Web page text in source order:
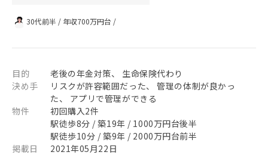
30代前半 / 年収700万円台 /
目的
老後の年金対策、 生命保険代わり
決め手
リスクが許容範囲だった、 管理の体制が良かっ
た、 アプリで管理ができる
物件
初回購入2件
駅徒歩8分 / 築19年 / 1000万円台後半
駅徒歩10分 / 築9年 / 2000万円台前半
掲載日
2021年05月22日